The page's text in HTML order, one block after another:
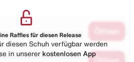
Raffles für diesen Release
diesen Schuh verfügbar werden
in unserer kostenlosen App